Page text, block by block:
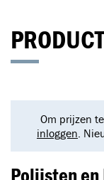
Om prijzen
inloggen.
Polijsten